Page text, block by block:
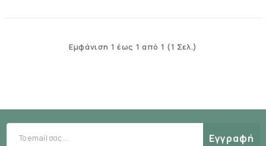
Εμφάνιση 1 έως 1 από 1 (1 Σελ.)
Εγγραφή